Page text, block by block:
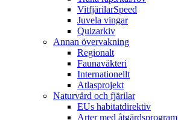
VitfjärilarSpeed
Juvela vingar
Quizarkiv
Annan övervakning
Regionalt
Faunaväkteri
Internationellt
Atlasprojekt
Naturvård och fjärilar
EUs habitatdirektiv
Arter med åtgärdsprogram